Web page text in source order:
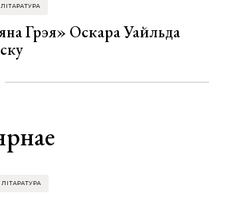
ЛІТАРАТУРА
Грэя» Оскара Уайльда
ЛІТАРАТУРА